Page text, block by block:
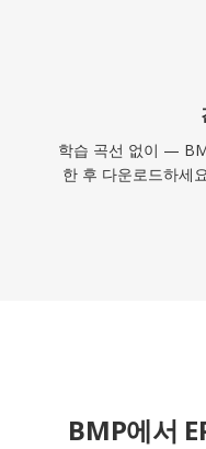
학습 곡선 없이 —
한 후 다운로드하세
BMP에서